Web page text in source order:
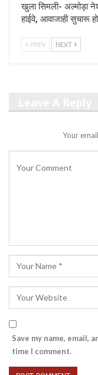
खुला सिमली- अल्मोड़ा
हाईवे, आवाजाही सुचारू
PREV NEXT
Your
Save my name, email,
time I comment.